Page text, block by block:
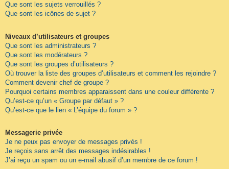
Que sont les sujets verrouillés ?
Que sont les icônes de sujet ?
Niveaux d’utilisateurs et groupes
Que sont les administrateurs ?
Que sont les modérateurs ?
Que sont les groupes d’utilisateurs ?
Où trouver la liste des groupes d’utilisateurs et comment les rejoindre ?
Comment devenir chef de groupe ?
Pourquoi certains membres apparaissent dans une couleur différente ?
Qu’est-ce qu’un « Groupe par défaut » ?
Qu’est-ce que le lien « L’équipe du forum » ?
Messagerie privée
Je ne peux pas envoyer de messages privés !
Je reçois sans arrêt des messages indésirables !
J’ai reçu un spam ou un e-mail abusif d’un membre de ce forum !